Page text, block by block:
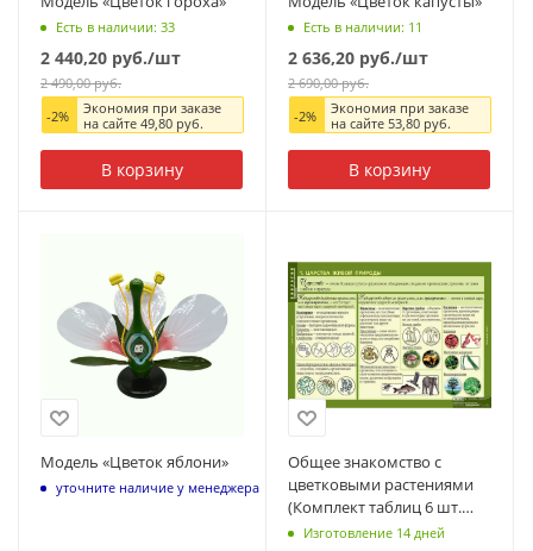
Есть в наличии: 33
2 440,20 руб./шт
2 490,00руб.
-2%
Экономия при заказе
на сайте 49,80руб.
В корзину
Есть в наличии: 11
2 636,20 руб./шт
2 690,00руб.
-2%
Экономия при заказе
на сайте 53,80руб.
В корзину
Модель «Цветок яблони»
уточните наличие у менеджера
Общее знакомство с
цветковыми растениями
(Комплект таблиц 6 шт.
Биология) 2-072-627
Изготовление 14 дней